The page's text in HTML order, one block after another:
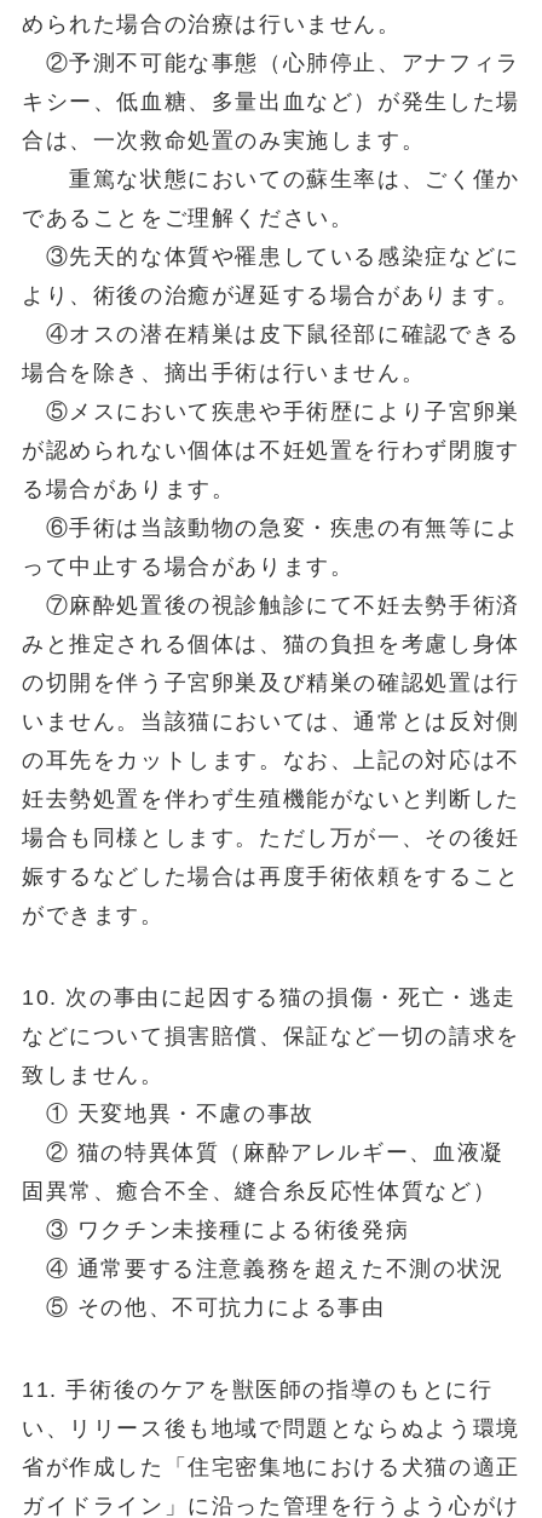
められた場合の治療は行いません。
②予測不可能な事態（心肺停止、アナフィラ
キシー、低血糖、多量出血など）が発生した場
合は、一次救命処置のみ実施します。
重篤な状態においての蘇生率は、ごく僅か
であることをご理解ください。
③先天的な体質や罹患している感染症などに
より、術後の治癒が遅延する場合があります。
④オスの潜在精巣は皮下鼠径部に確認できる
場合を除き、摘出手術は行いません。
⑤メスにおいて疾患や手術歴により子宮卵巣
が認められない個体は不妊処置を行わず閉腹す
る場合があります。
⑥手術は当該動物の急変・疾患の有無等によ
って中止する場合があります。
⑦麻酔処置後の視診触診にて不妊去勢手術済
みと推定される個体は、猫の負担を考慮し身体
の切開を伴う子宮卵巣及び精巣の確認処置は行
いません。当該猫においては、通常とは反対側
の耳先をカットします。なお、上記の対応は不
妊去勢処置を伴わず生殖機能がないと判断した
場合も同様とします。ただし万が一、その後妊
娠するなどした場合は再度手術依頼をすること
ができます。
10. 次の事由に起因する猫の損傷・死亡・逃走
などについて損害賠償、保証など一切の請求を
致しません。
① 天変地異・不慮の事故
② 猫の特異体質（麻酔アレルギー、血液凝
固異常、癒合不全、縫合糸反応性体質など）
③ ワクチン未接種による術後発病
④ 通常要する注意義務を超えた不測の状況
⑤ その他、不可抗力による事由
11. 手術後のケアを獣医師の指導のもとに行
い、リリース後も地域で問題とならぬよう環境
省が作成した「住宅密集地における犬猫の適正
ガイドライン」に沿った管理を行うよう心がけ